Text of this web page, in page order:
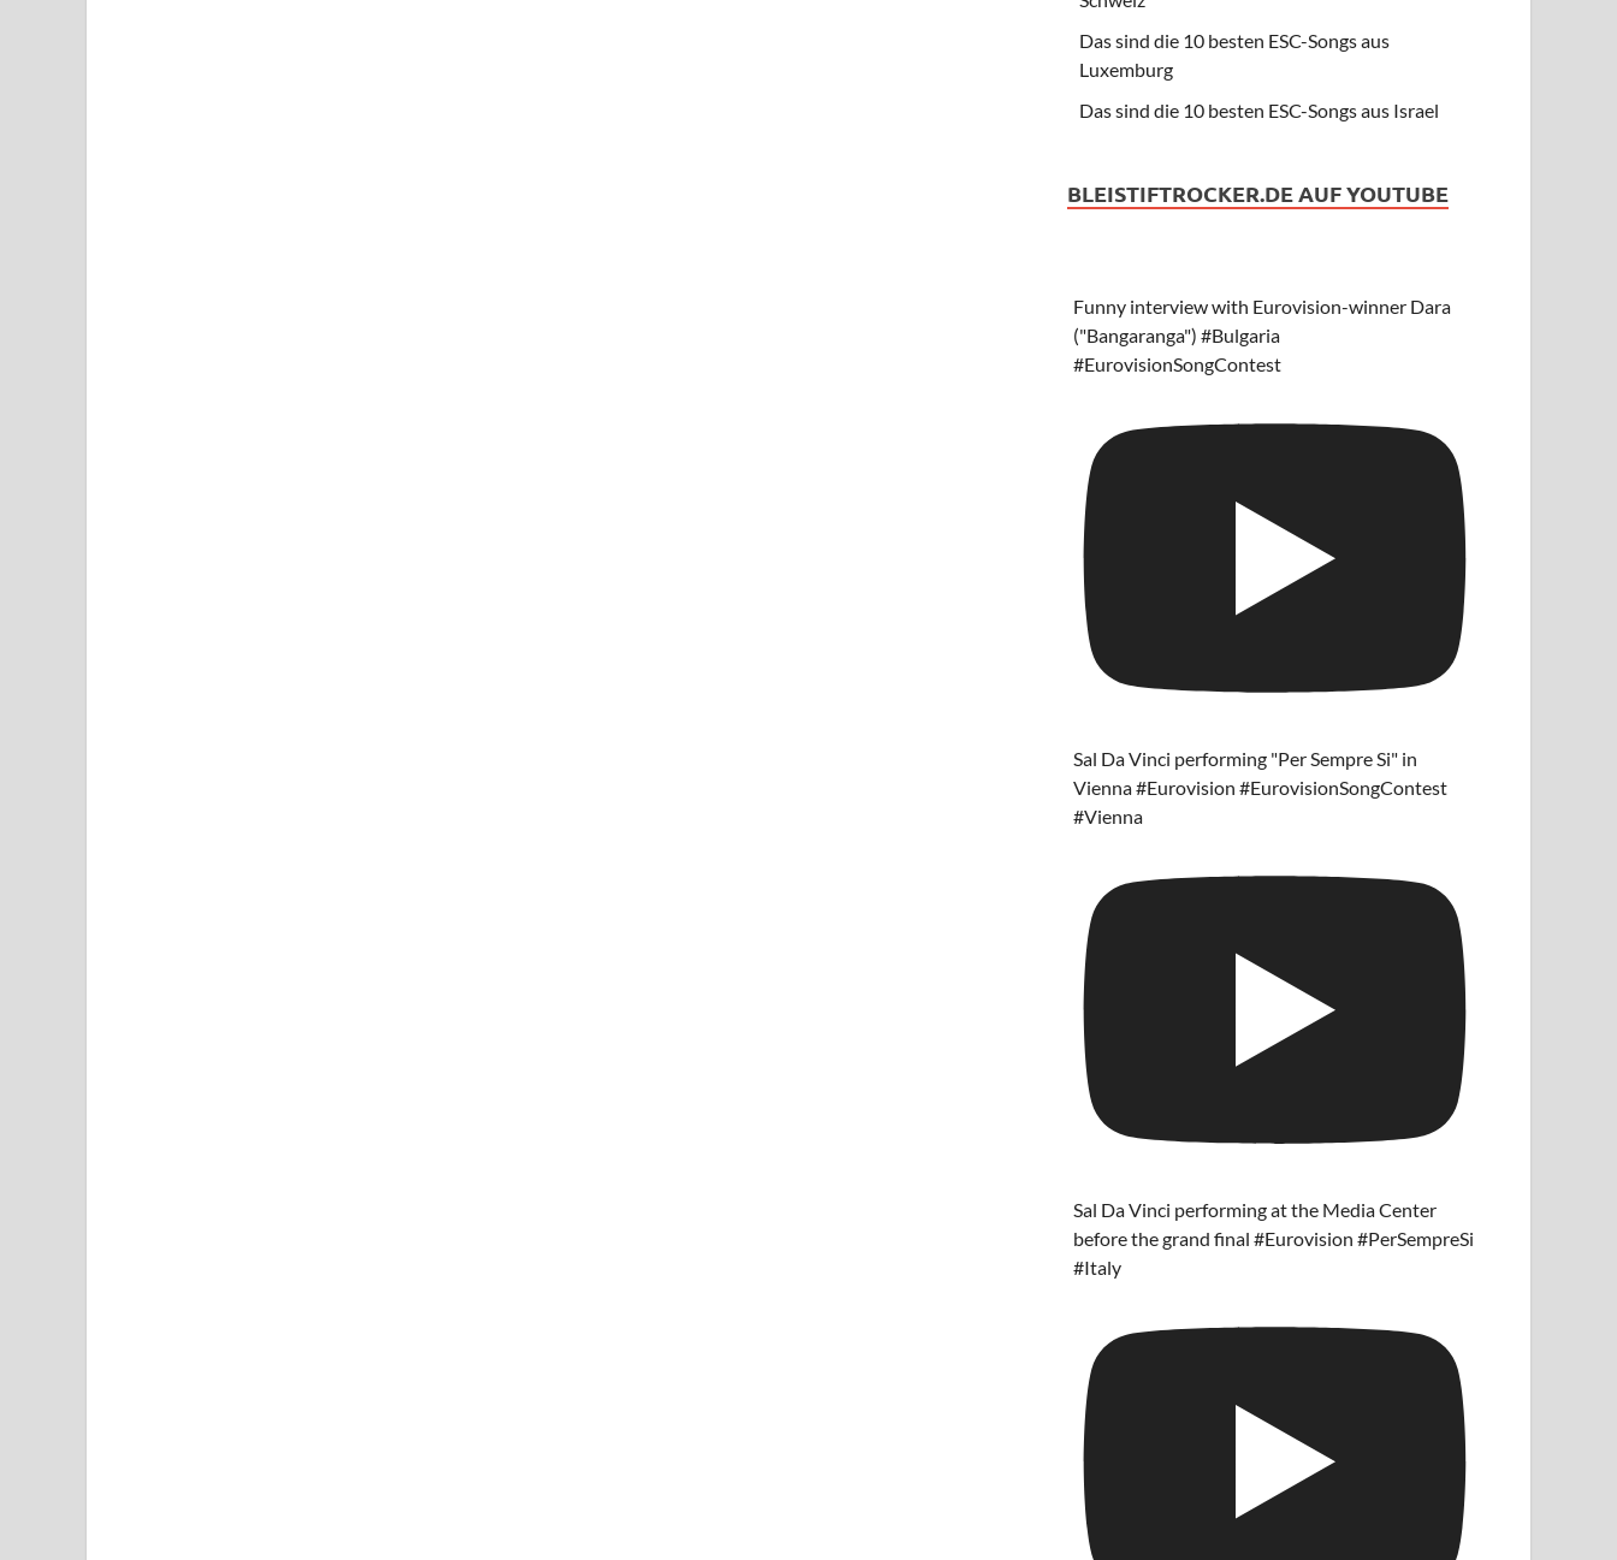
Das sind die 10 besten ESC-Songs aus
Luxemburg
Das sind die 10 besten ESC-Songs aus Israel
BLEISTIFTROCKER.DE AUF YOUTUBE
Funny interview with Eurovision-winner Dara
("Bangaranga") #Bulgaria
#EurovisionSongContest
Sal Da Vinci performing "Per Sempre Si" in
Vienna #Eurovision #EurovisionSongContest
#Vienna
Sal Da Vinci performing at the Media Center
before the grand final #Eurovision #PerSempreSi
#Italy